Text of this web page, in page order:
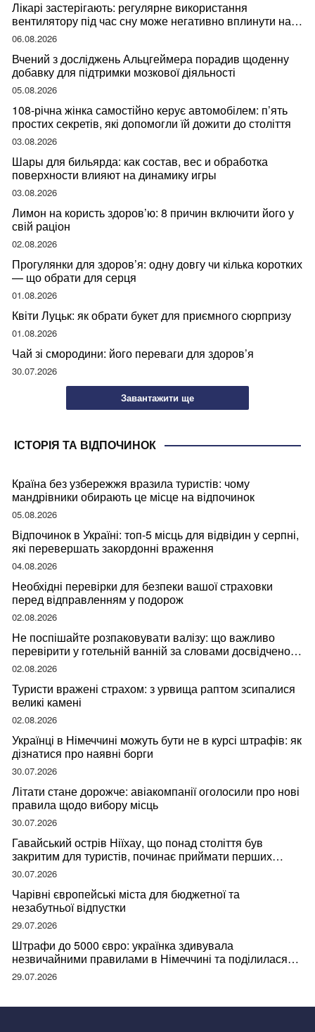
Лікарі застерігають: регулярне використання
вентилятору під час сну може негативно вплинути на
ваше здоров’я
06.08.2026
Вчений з досліджень Альцгеймера порадив щоденну
добавку для підтримки мозкової діяльності
05.08.2026
108-річна жінка самостійно керує автомобілем: п’ять
простих секретів, які допомогли їй дожити до століття
03.08.2026
Шары для бильярда: как состав, вес и обработка
поверхности влияют на динамику игры
03.08.2026
Лимон на користь здоров’ю: 8 причин включити його у
свій раціон
02.08.2026
Прогулянки для здоров’я: одну довгу чи кілька коротких
— що обрати для серця
01.08.2026
Квіти Луцьк: як обрати букет для приємного сюрпризу
01.08.2026
Чай зі смородини: його переваги для здоров’я
30.07.2026
Завантажити ще
ІСТОРІЯ ТА ВІДПОЧИНОК
Країна без узбережжя вразила туристів: чому
мандрівники обирають це місце на відпочинок
05.08.2026
Відпочинок в Україні: топ-5 місць для відвідин у серпні,
які перевершать закордонні враження
04.08.2026
Необхідні перевірки для безпеки вашої страховки
перед відправленням у подорож
02.08.2026
Не поспішайте розпаковувати валізу: що важливо
перевірити у готельній ванній за словами досвідченої
мандрівниці
02.08.2026
Туристи вражені страхом: з урвища раптом зсипалися
великі камені
02.08.2026
Українці в Німеччині можуть бути не в курсі штрафів: як
дізнатися про наявні борги
30.07.2026
Літати стане дорожче: авіакомпанії оголосили про нові
правила щодо вибору місць
30.07.2026
Гавайський острів Ніїхау, що понад століття був
закритим для туристів, починає приймати перших
відвідувачів
30.07.2026
Чарівні європейські міста для бюджетної та
незабутньої відпустки
29.07.2026
Штрафи до 5000 євро: українка здивувала
незвичайними правилами в Німеччині та поділилася
правдою
29.07.2026